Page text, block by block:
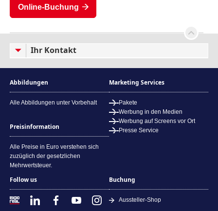
Online-Buchung
Ihr Kontakt
Abbildungen
Alle Abbildungen unter Vorbehalt
Preisinformation
Alle Preise in Euro verstehen sich
zuzüglich der gesetzlichen
Mehrwertsteuer.
Marketing Services
Pakete
Werbung in den Medien
Werbung auf Screens vor Ort
Presse Service
Follow us Buchung
Aussteller-Shop